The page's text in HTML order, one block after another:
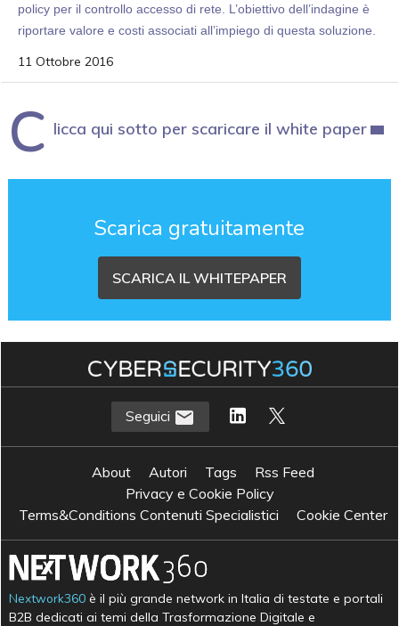
policy per il controllo accesso di rete. L’obiettivo dell’indagine è
riportare valore e costi associati all’impiego di questa soluzione.
11 Ottobre 2016
C licca qui sotto per scaricare il white paper
Scarica gratuitamente
SCARICA IL WHITEPAPER
Seguici
About Autori Tags
Rss Feed
Privacy e Cookie Policy
Terms&Conditions Contenuti Specialistici
Cookie Center
Nextwork360 è il più grande network in Italia di testate e portali
B2B dedicati ai temi della Trasformazione Digitale e